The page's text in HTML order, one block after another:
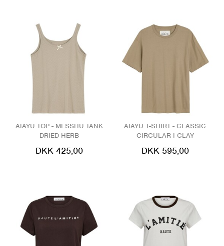
AIAYU TOP - MESSHU TANK
DRIED HERB
DKK 425,00
AIAYU T-SHIRT - CLASSIC
CIRCULAR I CLAY
DKK 595,00